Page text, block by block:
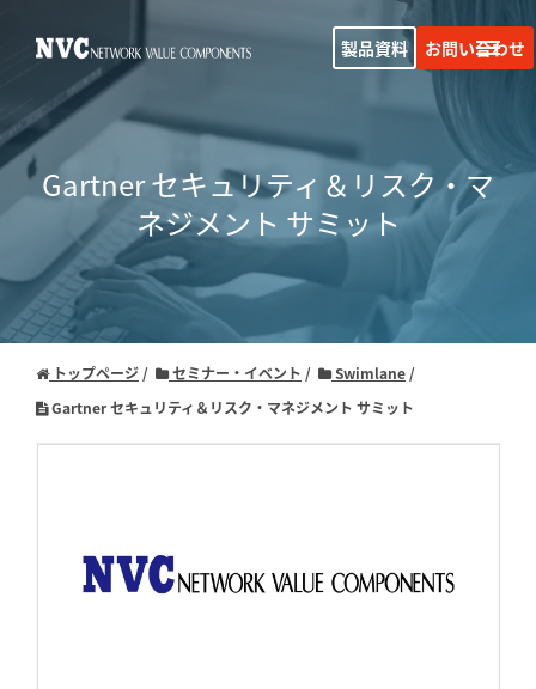
製品資料 お問い合わせ
Gartner セキュリティ＆リスク・マ
ネジメント サミット
トップページ セミナー・イベント
Swimlane
Gartner セキュリティ＆リスク・マネジメント サミット